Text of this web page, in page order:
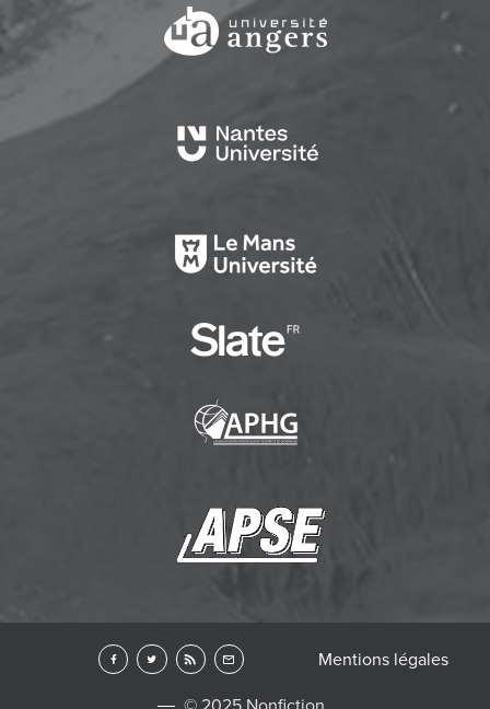
Mentions légales